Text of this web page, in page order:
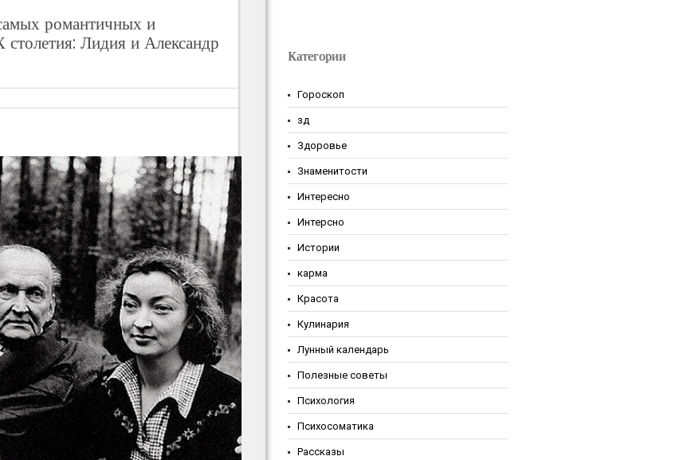
романтичных и
Лидия и Александр
Категории
Гороскоп
зд
Здоровье
Знаменитости
Интересно
Интерсно
Истории
карма
Красота
Кулинария
Лунный календарь
Полезные советы
Психология
Психосоматика
Рассказы